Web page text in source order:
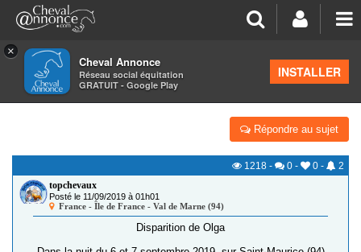
×
Cheval Annonce
Réseau social équitation
GRATUIT - Google Play
INSTALLER
>Petites annonces>Alertes aux chevaux volés
94 410 [DISPARU] OLGA
Répondre au sujet
1218 - 0 - 0 -
2
topchevaux
Posté le 11/09/2019 à 01h01
France - Île de France - Val de Marne (94)
Disparition de Olga